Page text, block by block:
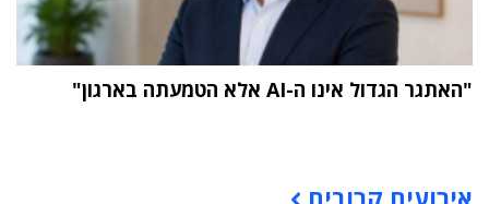
"האתגר הגדול אינו ה-AI אלא הטמעתה בארגון"
אירועים קרובים